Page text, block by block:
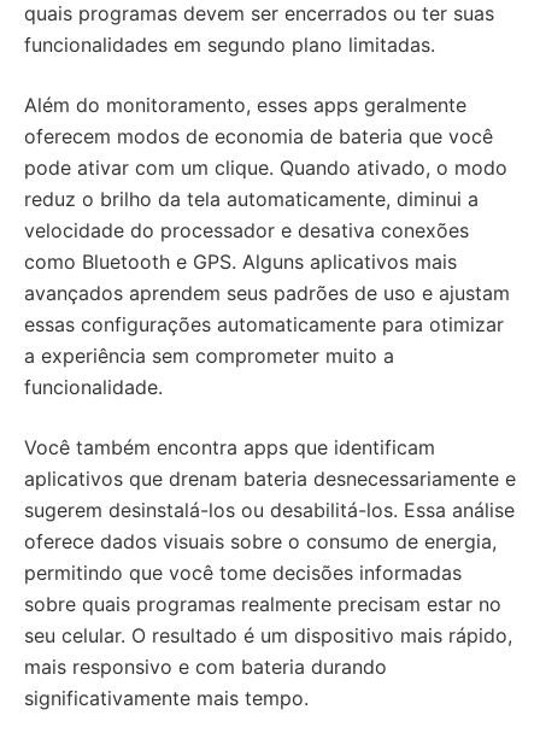
quais programas devem ser encerrados ou ter suas
funcionalidades em segundo plano limitadas.
Além do monitoramento, esses apps geralmente
oferecem modos de economia de bateria que você
pode ativar com um clique. Quando ativado, o modo
reduz o brilho da tela automaticamente, diminui a
velocidade do processador e desativa conexões
como Bluetooth e GPS. Alguns aplicativos mais
avançados aprendem seus padrões de uso e ajustam
essas configurações automaticamente para otimizar
a experiência sem comprometer muito a
funcionalidade.
Você também encontra apps que identificam
aplicativos que drenam bateria desnecessariamente e
sugerem desinstalá-los ou desabilitá-los. Essa análise
oferece dados visuais sobre o consumo de energia,
permitindo que você tome decisões informadas
sobre quais programas realmente precisam estar no
seu celular. O resultado é um dispositivo mais rápido,
mais responsivo e com bateria durando
significativamente mais tempo.